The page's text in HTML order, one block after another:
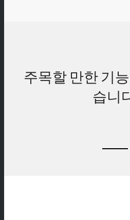
주목할 만한 기
습니